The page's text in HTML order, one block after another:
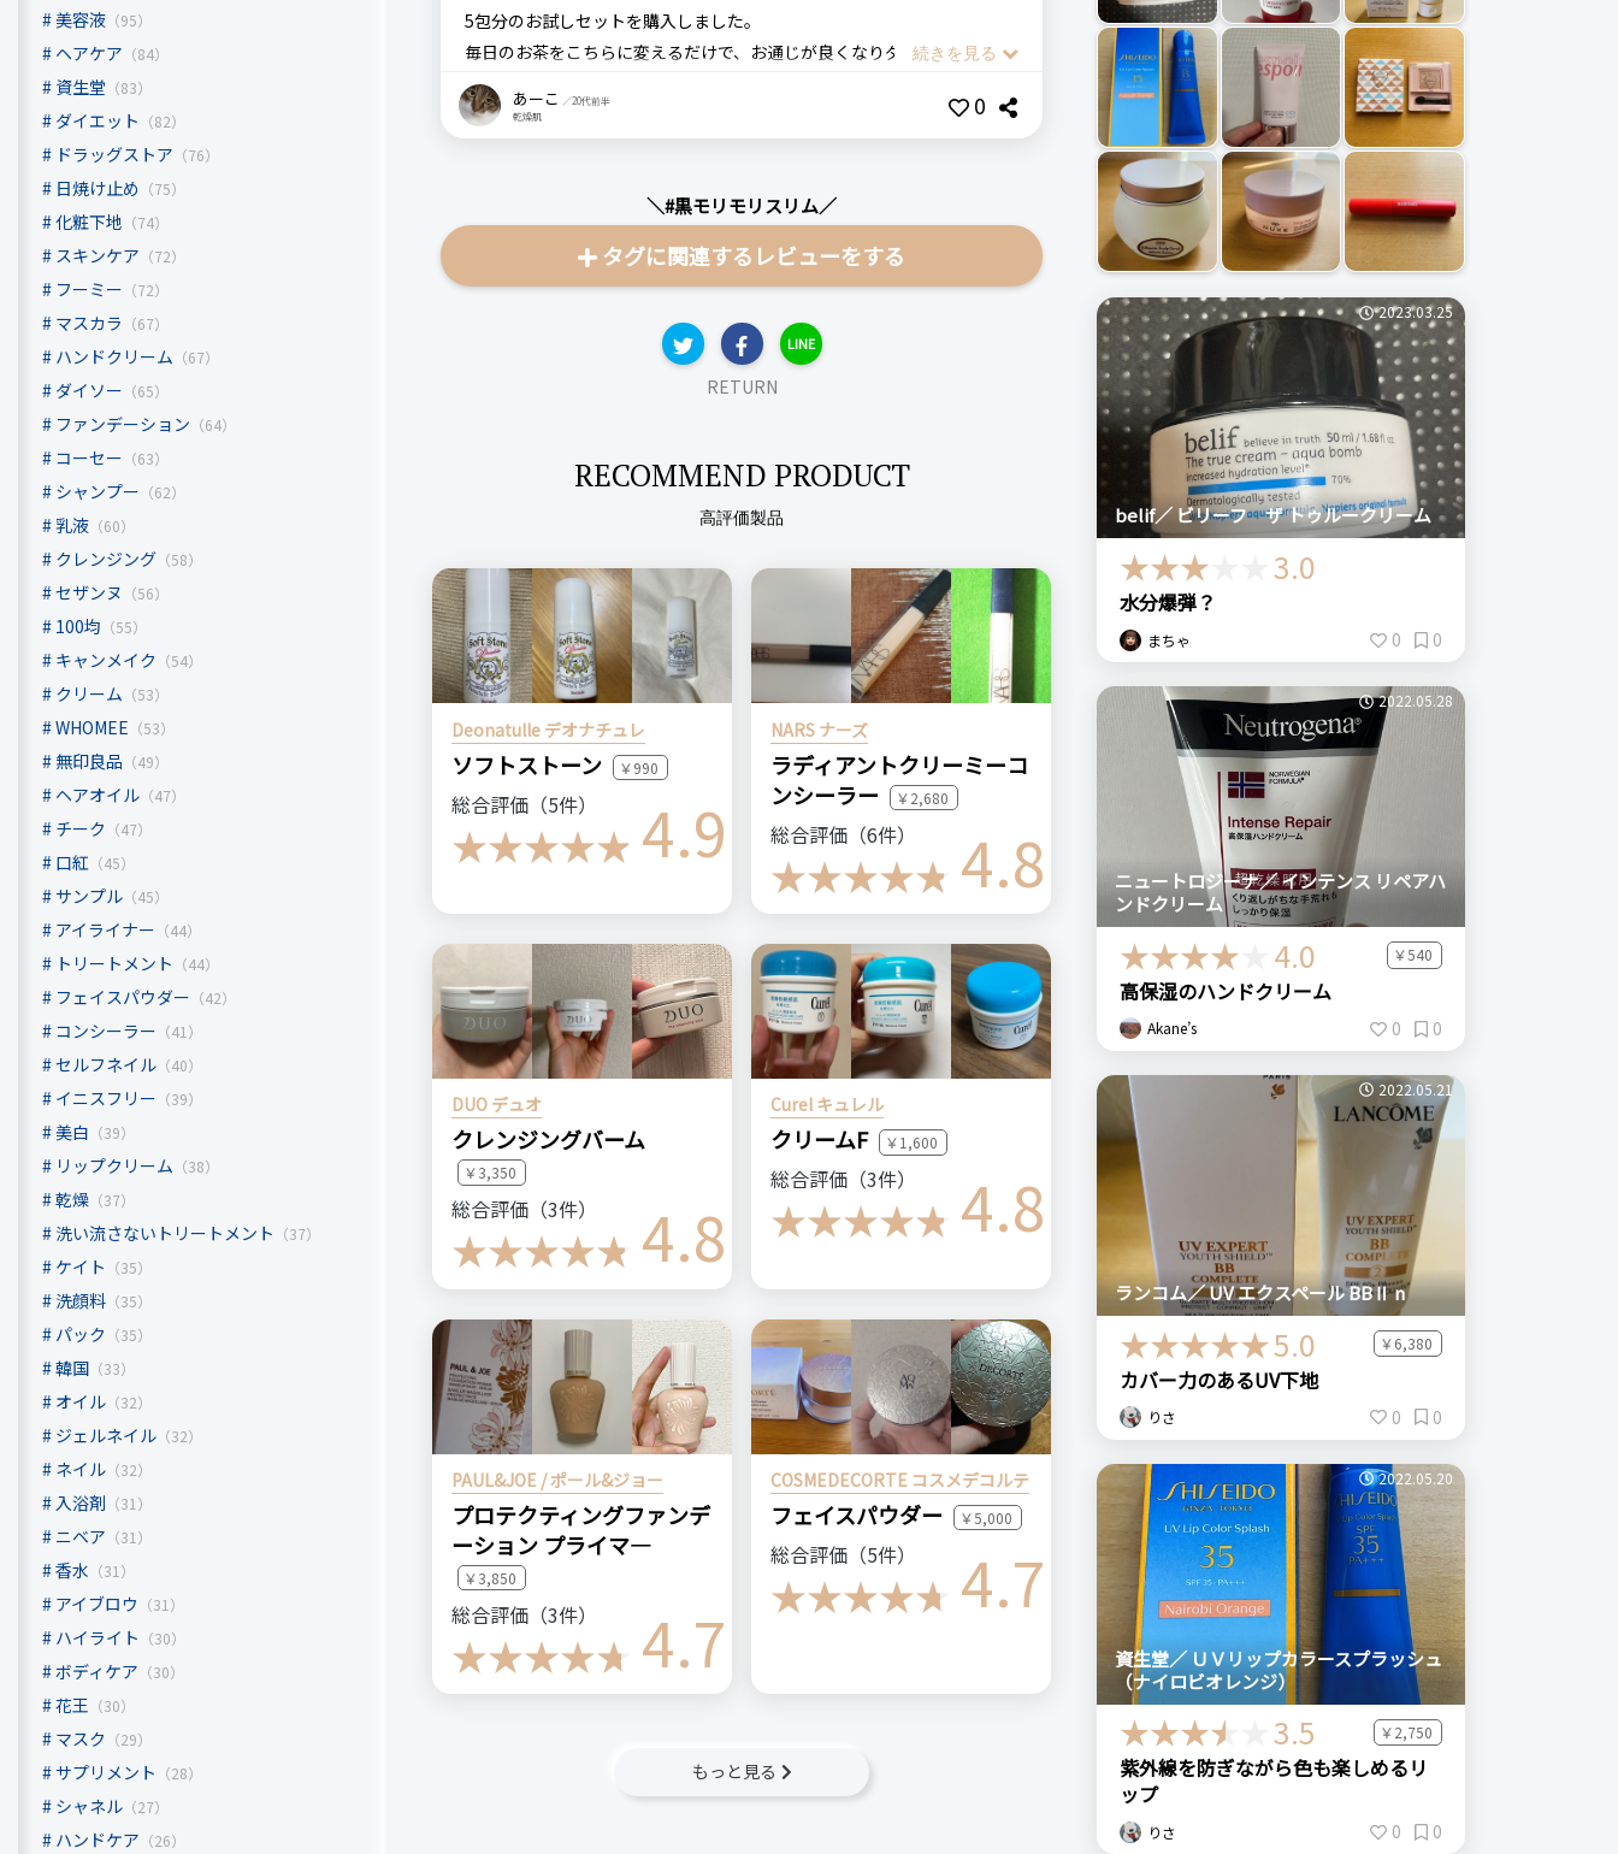
美容液 （95）
ヘアケア （84）
資生堂 （83）
ダイエット （82）
ドラッグストア （76）
日焼け止め （75）
化粧下地 （74）
スキンケア （72）
フーミー （72）
マスカラ （67）
ハンドクリーム （67）
ダイソー （65）
ファンデーション （64）
コーセー （63）
シャンプー （62）
乳液 （60）
クレンジング （58）
セザンヌ （56）
100均 （55）
キャンメイク （54）
クリーム （53）
WHOMEE （53）
無印良品 （49）
ヘアオイル （47）
チーク （47）
口紅 （45）
サンプル （45）
アイライナー （44）
トリートメント （44）
フェイスパウダー （42）
コンシーラー （41）
セルフネイル （40）
イニスフリー （39）
美白 （39）
リップクリーム （38）
乾燥 （37）
洗い流さないトリートメント （37）
ケイト （35）
洗顔料 （35）
パック （35）
韓国 （33）
オイル （32）
ジェルネイル （32）
ネイル （32）
入浴剤 （31）
ニベア （31）
香水 （31）
アイブロウ （31）
ハイライト （30）
ボディケア （30）
花王 （30）
マスク （29）
サプリメント （28）
シャネル （27）
ハンドケア （26）
5包分のお試しセットを購入しました。
毎日のお茶をこちらに変えるだけで、お通じが良くなりダイエット効果
があるようです。
こういうお茶は飲み続けてこそ効果が出るものだとは思いますが、2杯目
から効果を感じています。
やかんで煮出して作ることもできるようですが、面倒くさいので私は毎回
マグカップで作っています。
プーアル茶を飲んだことがないけれど、美味しいと紹介されているし烏龍
香りは烏龍茶と麦茶を足したみたいな匂いがします。
効果はあると思うのですが、イメージよりも苦いため続けては飲まない
リピート回数・頻度
はじめて
次回のリピート予定
多分リピートしない
ログイン
良いところ
・簡単に作れるところ
・2杯目からもう効果があったところ
・苦いところ
注意点
苦いお茶が嫌いな方は、他のダイエットドリンクを飲んだ方が良いと思
います。
おすすめする人・おすすめしない人
プーアル茶が好きで、ダイエットや便秘で悩んでいる方におすすめです。
前から広告を見て気になっていて、お試しセットを購入しました。
価格
380円
場所
公式ショップ
ハーブ健康本舗 黒モリモリスリム
ダイエット
ダイエットティー
＼ショップで商品を探す／
あーこ ／20代前半
乾燥肌
0
＼#黒モリモリスリム／
タグに関連するレビューをする
LINE
RETURN
RECOMMEND PRODUCT
高評価製品
Deonatulle デオナチュレ
ソフトストーン ￥990
総合評価（5件） 4.9
NARS ナーズ
ラディアントクリーミーコ
ンシーラー
￥2,680
総合評価（6件） 4.8
DUO デュオ
クレンジングバーム
￥3,350
総合評価（3件） 4.8
Curel キュレル
クリームF ￥1,600
総合評価（3件） 4.8
PAUL&JOE / ポール&ジョー
プロテクティングファンデ
ーション プライマ―
￥3,850
総合評価（3件） 4.7
COSMEDECORTE コスメデコルテ
フェイスパウダー ￥5,000
総合評価（5件） 4.7
もっと見る
2023.03.25
belif／ ビリーフ ザ トゥルークリーム
3.0
水分爆弾？
まちゃ 0 0
2022.05.28
ニュートロジーナ／ インテンス リペアハ
ンドクリーム
4.0 ￥540
高保湿のハンドクリーム
Akane’s 0 0
2022.05.21
ランコム／ UV エクスペール BBⅡ n
5.0 ￥6,380
カバー力のあるUV下地
りさ 0 0
2022.05.20
資生堂／ ＵＶリップカラースプラッシュ
（ナイロビオレンジ）
3.5 ￥2,750
紫外線を防ぎながら色も楽しめるリ
ップ
りさ 0 0